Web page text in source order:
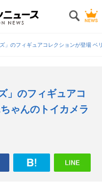
」のフィギュアコレクションが登場
」のフィギュアコ
ゃんのトイカメラ